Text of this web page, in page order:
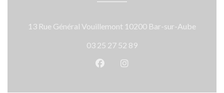
13 Rue Général Vouillemont 10200 Bar-sur-Aube
03 25 27 52 89
Facebook ((apre una nuova
Instagram ((apre una